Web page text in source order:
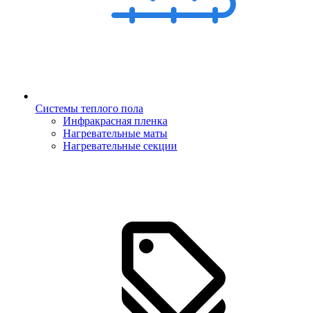
Системы теплого пола
Инфракрасная пленка
Нагревательные маты
Нагревательные секции